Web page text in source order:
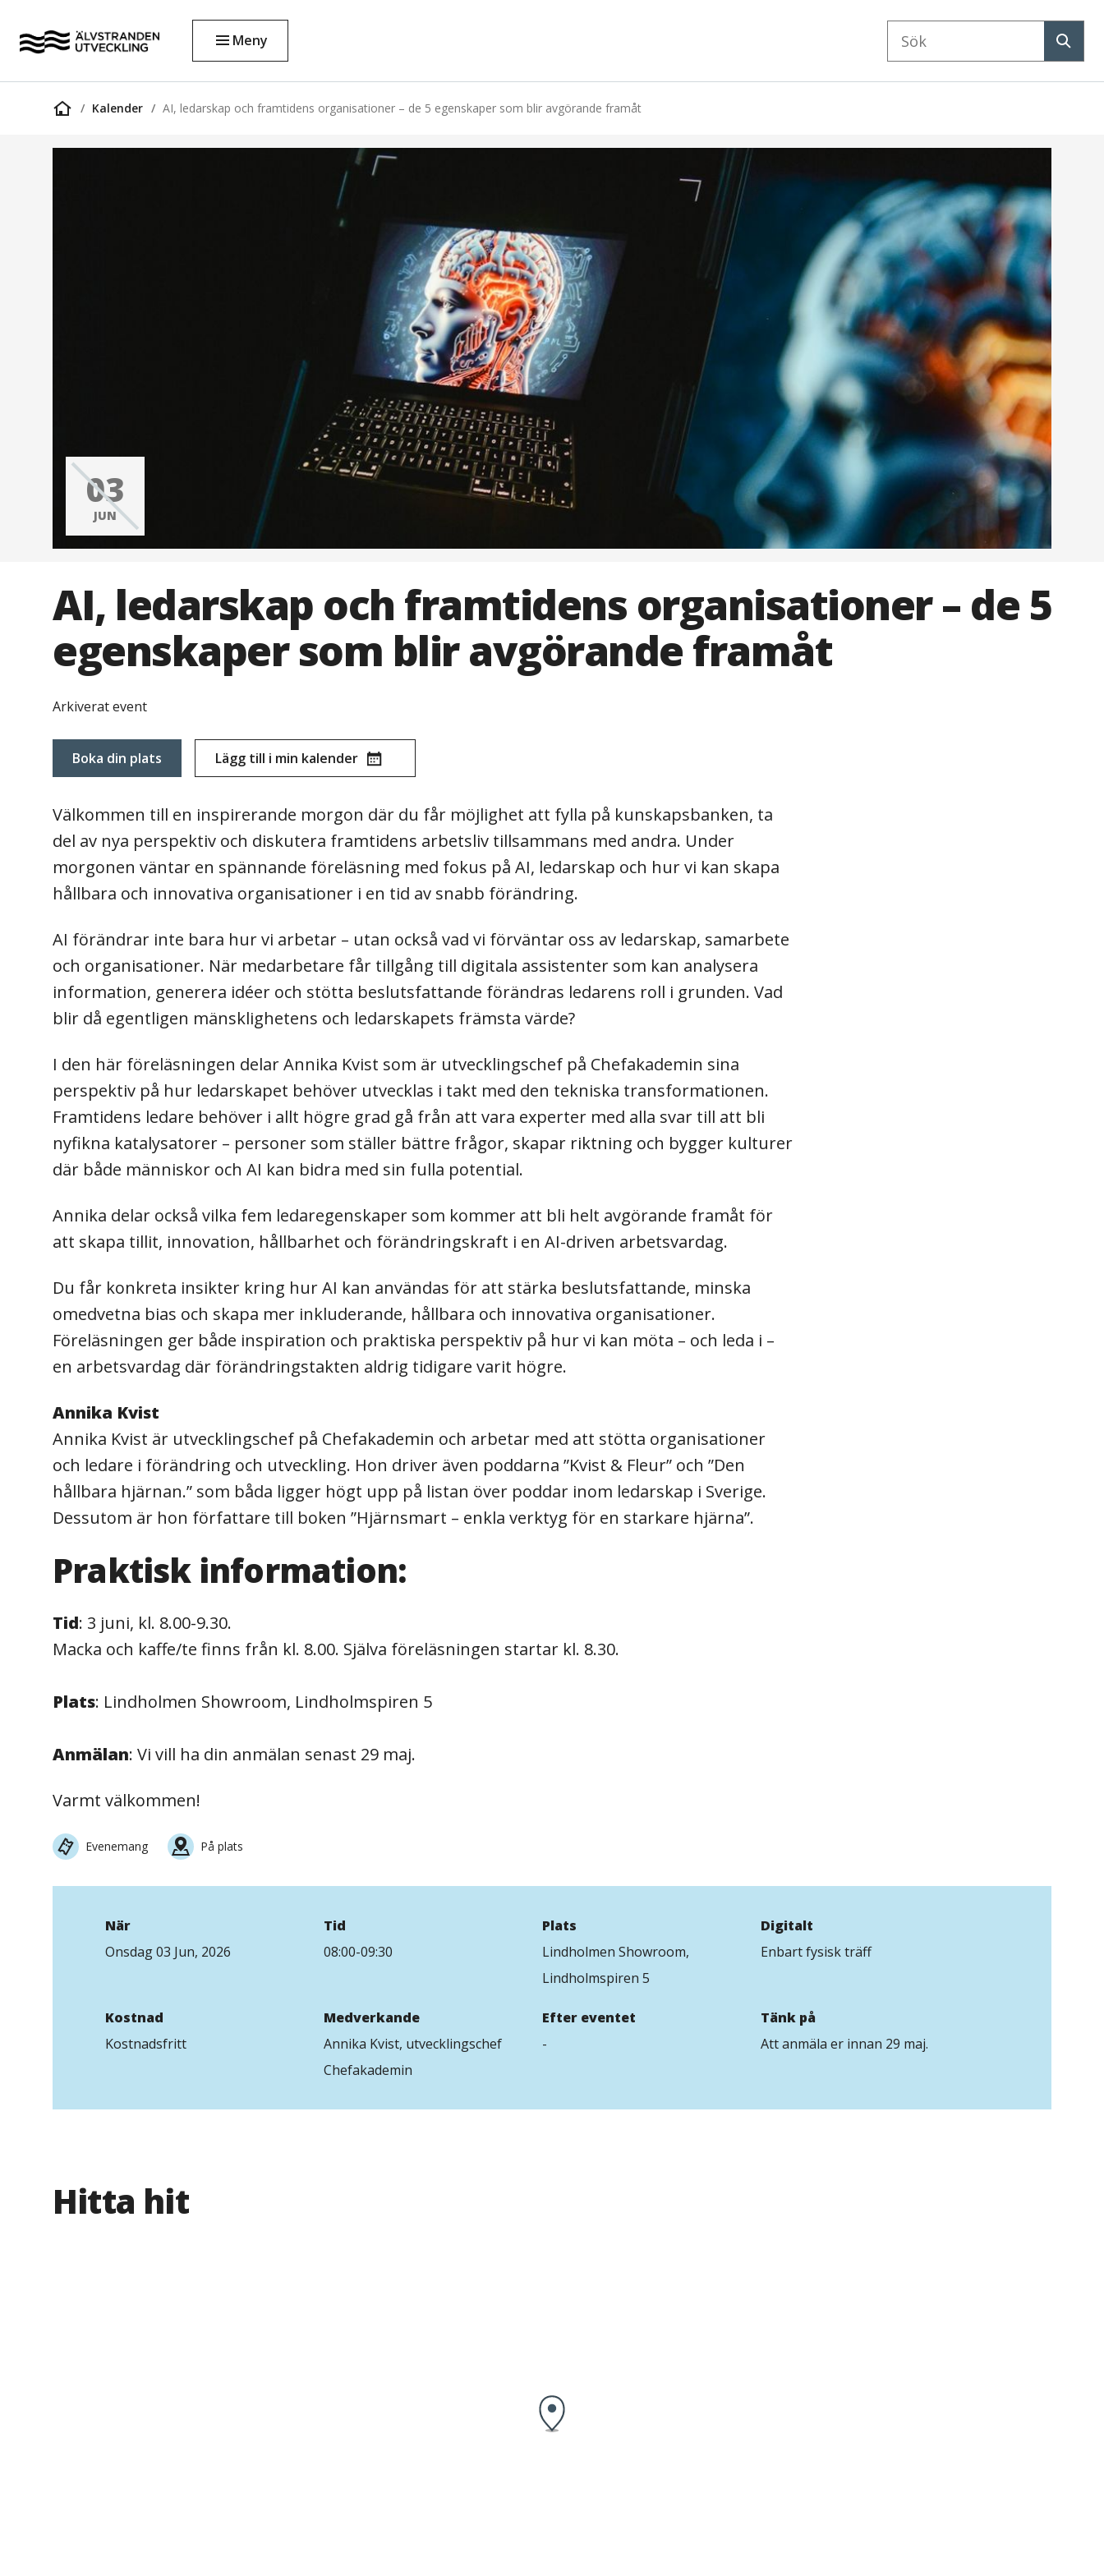
Meny
Sök
Startsida
Kalender AI, ledarskap och framtidens organisationer – de 5 egenskaper som blir avgörande framåt
03
JUN
AI, ledarskap och framtidens organisationer – de 5
egenskaper som blir avgörande framåt
Arkiverat event
Boka din plats Lägg till i min kalender
Välkommen till en inspirerande morgon där du får möjlighet att fylla på kunskapsbanken, ta
del av nya perspektiv och diskutera framtidens arbetsliv tillsammans med andra. Under
morgonen väntar en spännande föreläsning med fokus på AI, ledarskap och hur vi kan skapa
hållbara och innovativa organisationer i en tid av snabb förändring.
AI förändrar inte bara hur vi arbetar – utan också vad vi förväntar oss av ledarskap, samarbete
och organisationer. När medarbetare får tillgång till digitala assistenter som kan analysera
information, generera idéer och stötta beslutsfattande förändras ledarens roll i grunden. Vad
blir då egentligen mänsklighetens och ledarskapets främsta värde?
I den här föreläsningen delar Annika Kvist som är utvecklingschef på Chefakademin sina
perspektiv på hur ledarskapet behöver utvecklas i takt med den tekniska transformationen.
Framtidens ledare behöver i allt högre grad gå från att vara experter med alla svar till att bli
nyfikna katalysatorer – personer som ställer bättre frågor, skapar riktning och bygger kulturer
där både människor och AI kan bidra med sin fulla potential.
Annika delar också vilka fem ledaregenskaper som kommer att bli helt avgörande framåt för
att skapa tillit, innovation, hållbarhet och förändringskraft i en AI-driven arbetsvardag.
Du får konkreta insikter kring hur AI kan användas för att stärka beslutsfattande, minska
omedvetna bias och skapa mer inkluderande, hållbara och innovativa organisationer.
Föreläsningen ger både inspiration och praktiska perspektiv på hur vi kan möta – och leda i –
en arbetsvardag där förändringstakten aldrig tidigare varit högre.
Annika Kvist
Annika Kvist är utvecklingschef på Chefakademin och arbetar med att stötta organisationer
och ledare i förändring och utveckling. Hon driver även poddarna ”Kvist & Fleur” och ”Den
hållbara hjärnan.” som båda ligger högt upp på listan över poddar inom ledarskap i Sverige.
Dessutom är hon författare till boken ”Hjärnsmart – enkla verktyg för en starkare hjärna”.
Praktisk information:
Tid: 3 juni, kl. 8.00-9.30.
Macka och kaffe/te finns från kl. 8.00. Själva föreläsningen startar kl. 8.30.
Plats: Lindholmen Showroom, Lindholmspiren 5
Anmälan: Vi vill ha din anmälan senast 29 maj.
Varmt välkommen!
Evenemang På plats
När
Onsdag 03 Jun, 2026
Tid
08:00-09:30
Plats
Lindholmen Showroom,
Lindholmspiren 5
Digitalt
Enbart fysisk träff
Kostnad
Kostnadsfritt
Medverkande
Annika Kvist, utvecklingschef
Chefakademin
Efter eventet
-
Tänk på
Att anmäla er innan 29 maj.
Hitta hit